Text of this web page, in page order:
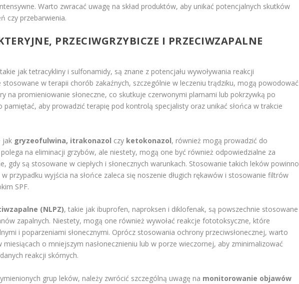
Warto zwracać uwagę na skład produktów, aby unikać potencjalnych skutków
czy przebarwienia.
PRZECIWGRZYBICZE I PRZECIWZAPALNE
jak tetracykliny i sulfonamidy, są znane z potencjału wywoływania reakcji
w terapii chorób zakaźnych, szczególnie w leczeniu trądziku, mogą powodować
na promieniowanie słoneczne, co skutkuje czerwonymi plamami lub pokrzywką po
pamiętać, aby prowadzić terapię pod kontrolą specjalisty oraz unikać słońca w trakcie
jak gryzeofulwina, itrakonazol czy ketokonazol, również mogą prowadzić do
na eliminacji grzybów, ale niestety, mogą one być również odpowiedzialne za
gdy są stosowane w ciepłych i słonecznych warunkach. Stosowanie takich leków powinno
przypadku wyjścia na słońce zaleca się noszenie długich rękawów i stosowanie filtrów
SPF.
(NLPZ), takie jak ibuprofen, naproksen i diklofenak, są powszechnie stosowane
zapalnych. Niestety, mogą one również wywołać reakcje fototoksyczne, które
i poparzeniami słonecznymi. Oprócz stosowania ochrony przeciwsłonecznej, warto
miesiącach o mniejszym nasłonecznieniu lub w porze wieczornej, aby zminimalizować
reakcji skórnych.
grup leków, należy zwrócić szczególną uwagę na monitorowanie objawów